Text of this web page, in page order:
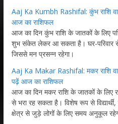
Aaj Ka Kumbh Rashifal: कुंभ राशि
आज का राशिफल
आज का दिन कुंभ राशि के जातकों के लिए
शुभ संकेत लेकर आ सकता है। घर-परिवार
जिससे मन प्रसन्न रहेगा।
Aaj Ka Makar Rashifal: मकर राशि
पढ़ें आज का राशिफल
आज का दिन मकर राशि के जातकों के लिए
से भरा रह सकता है। विशेष रूप से
क्षेत्र से जुड़े लोगों के लिए समय अनुकूल